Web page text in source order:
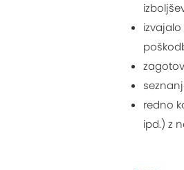
redno
ipd.) z